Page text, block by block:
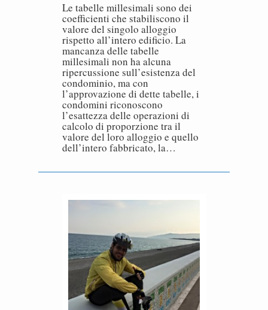
Le tabelle millesimali sono dei
coefficienti che stabiliscono il
valore del singolo alloggio
rispetto all’intero edificio. La
mancanza delle tabelle
millesimali non ha alcuna
ripercussione sull’esistenza del
condominio, ma con
l’approvazione di dette tabelle, i
condomini riconoscono
l’esattezza delle operazioni di
calcolo di proporzione tra il
valore del loro alloggio e quello
dell’intero fabbricato, la…